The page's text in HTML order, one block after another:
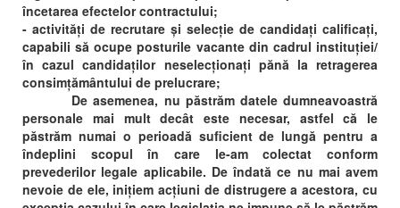
încetarea efectelor contractului;
- activități de recrutare și selecție de candidați calificați,
capabili să ocupe posturile vacante din cadrul instituției/
în cazul candidaților neselecționați pănă la retragerea
consimțământului de prelucrare;
De asemenea, nu păstrăm datele dumneavoastră
personale mai mult decât este necesar, astfel că le
păstrăm numai o perioadă suficient de lungă pentru a
îndeplini scopul în care le-am colectat conform
prevederilor legale aplicabile. De îndată ce nu mai avem
nevoie de ele, inițiem acțiuni de distrugere a acestora, cu